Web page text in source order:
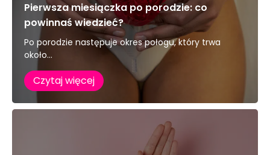
Pierwsza miesiączka po porodzie: co
powinnaś wiedzieć?
Po porodzie następuje okres połogu, który trwa
około...
Czytaj więcej